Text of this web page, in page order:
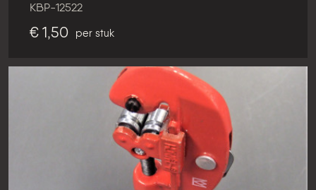
KBP-12522
€ 1,50 per stuk